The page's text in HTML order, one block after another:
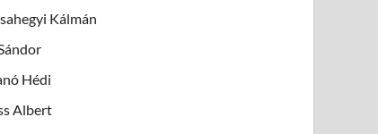
Kálmán
Hédi
Albert